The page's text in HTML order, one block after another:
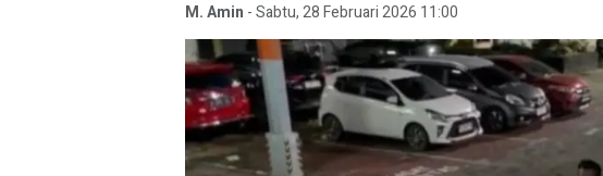
M. Amin -Sabtu, 28 Februari 2026 11:00